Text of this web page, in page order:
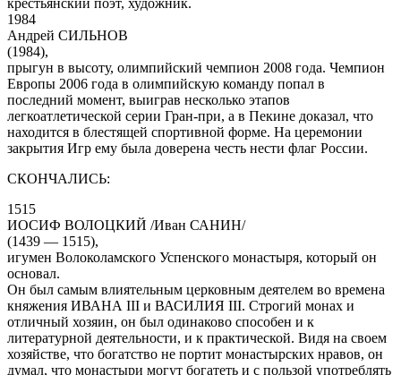
1984
Андрей СИЛЬНОВ
(1984),
прыгун в высоту, олимпийский чемпион 2008 года. Чемпион
Европы 2006 года в олимпийскую команду попал в
последний момент, выиграв несколько этапов
легкоатлетической серии Гран-при, а в Пекине доказал, что
находится в блестящей спортивной форме. На церемонии
закрытия Игр ему была доверена честь нести флаг России.
СКОНЧАЛИСЬ:
1515
ИОСИФ ВОЛОЦКИЙ /Иван САНИН/
(1439 — 1515),
игумен Волоколамского Успенского монастыря, который он
основал.
Он был самым влиятельным церковным деятелем во времена
княжения ИВАНА III и ВАСИЛИЯ III. Строгий монах и
отличный хозяин, он был одинаково способен и к
литературной деятельности, и к практической. Видя на своем
хозяйстве, что богатство не портит монастырских нравов, он
думал, что монастыри могут богатеть и с пользой употреблять